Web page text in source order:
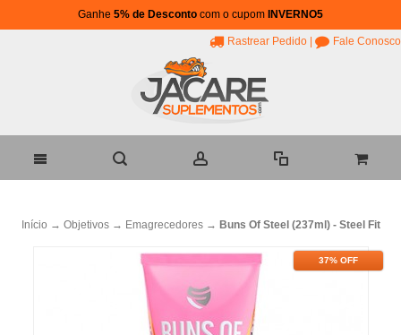
Ganhe 5% de Desconto com o cupom INVERNO5
Rastrear Pedido Fale Conosco
Início → Objetivos → Emagrecedores → Buns Of Steel (237ml) - Steel Fit
37% OFF